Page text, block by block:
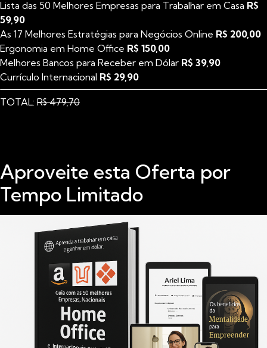
Lista das 50 Melhores Empresas para Trabalhar em Casa R$
59,90
As 17 Melhores Estratégias para Negócios Online R$ 200,00
Ergonomia em Home Office R$ 150,00
Melhores Bancos para Receber em Dólar R$ 39,90
Currículo Internacional R$ 29,90
TOTAL: R$ 479,70
Aproveite esta Oferta por
Tempo Limitado